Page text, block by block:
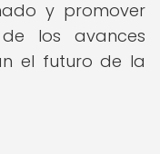
y promover
los avances
el futuro de la